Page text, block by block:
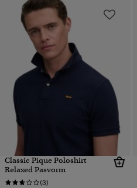
Classic Pique Poloshirt
Relaxed Pasvorm
(3)